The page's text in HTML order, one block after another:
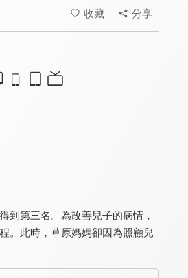
收藏 分享
到第三名。為改善兒子的病情，
。此時，草原媽媽卻因為照顧兒